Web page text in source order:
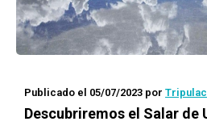
Publicado el 05/07/2023 por
Descubriremos el Salar de